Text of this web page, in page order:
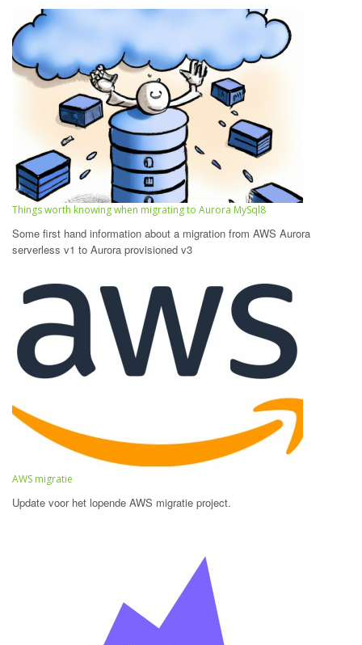
Things worth knowing when migrating to Aurora MySql8
Some first hand information about a migration from AWS Aurora
serverless v1 to Aurora provisioned v3
AWS migratie
Update voor het lopende AWS migratie project.